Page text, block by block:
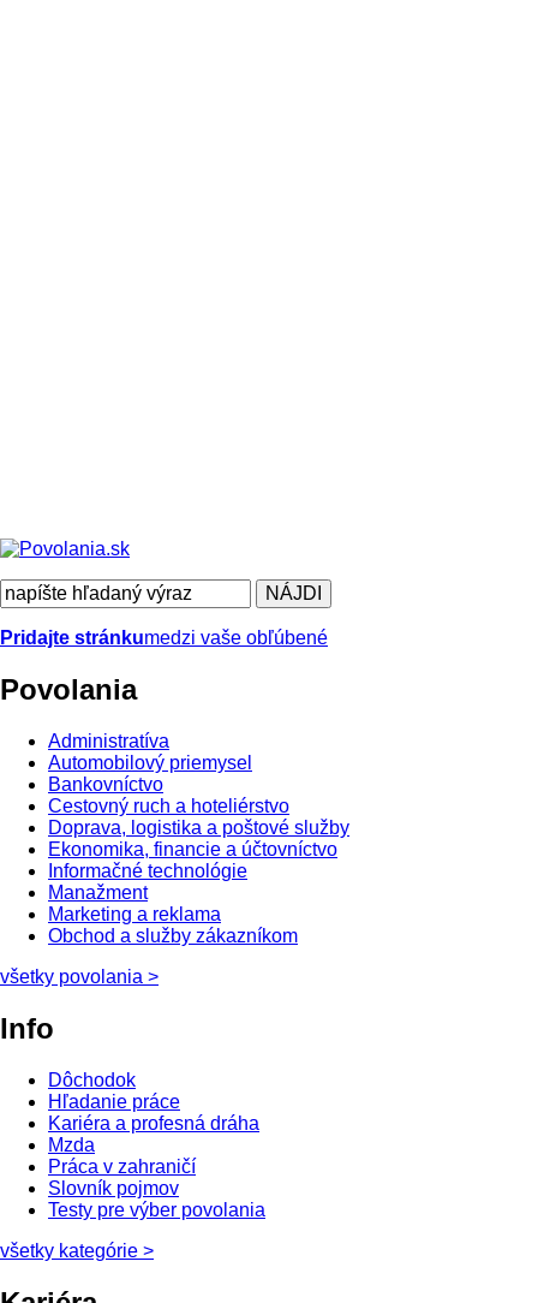
Pridajte stránkumedzi vaše obľúbené
Povolania
Administratíva
Automobilový priemysel
Bankovníctvo
Cestovný ruch a hoteliérstvo
Doprava, logistika a poštové služby
Ekonomika, financie a účtovníctvo
Informačné technológie
Manažment
Marketing a reklama
Obchod a služby zákazníkom
všetky povolania >
Info
Dôchodok
Hľadanie práce
Kariéra a profesná dráha
Mzda
Práca v zahraničí
Slovník pojmov
Testy pre výber povolania
všetky kategórie >